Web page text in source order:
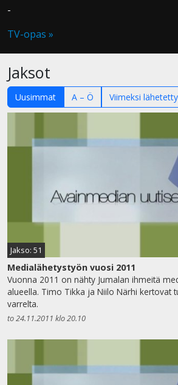
-
TV-opas »
Jaksot
Uusimmat A – Ö Viimeksi lähetetty
Jakso: 51
Medialähetystyön vuosi 2011
Vuonna 2011 on nähty Jumalan ihmeitä
alueella. Timo Tikka ja Niilo Närhi kertovat
varrelta.
to 24.11.2011 klo 20.10